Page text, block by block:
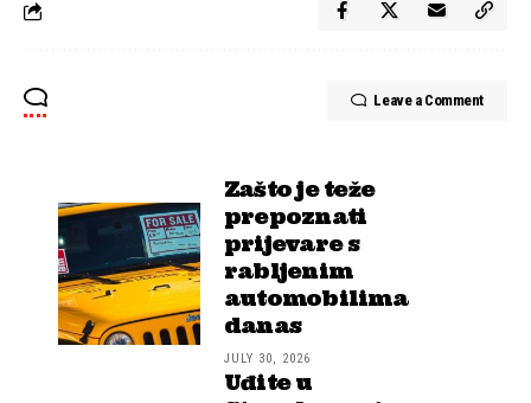
Leave a Comment
Zašto je teže
prepoznati
prijevare s
rabljenim
automobilima
danas
JULY 30, 2026
Uđite u